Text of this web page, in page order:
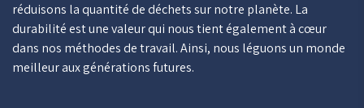
réduisons la quantité de déchets sur notre planète. La
durabilité est une valeur qui nous tient également à cœur
dans nos méthodes de travail. Ainsi, nous léguons un monde
meilleur aux générations futures.